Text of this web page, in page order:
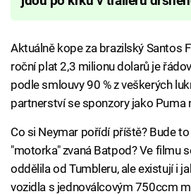
Aktuálně kope za brazilský Santos
roční plat 2,3 milionu dolarů je
podle smlouvy 90 % z veškerých
partnerství se sponzory jako Puma
Co si Neymar pořídí příště? Bude
"motorka" zvaná Batpod? Ve filmu
oddělila od Tumbleru, ale existují i
vozidla s jednoválcovým 750ccm